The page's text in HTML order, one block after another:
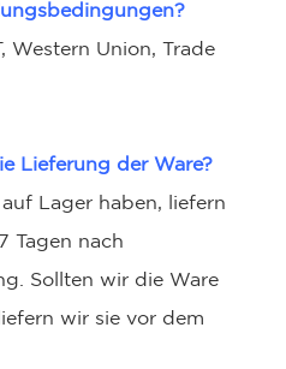
Western Union, Trade
Lieferung der Ware?
Lager haben, liefern
Tagen nach
Sollten wir die Ware
wir sie vor dem